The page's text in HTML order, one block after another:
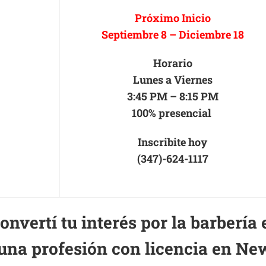
Próximo Inicio
Septiembre 8 – Diciembre 18
Horario
Lunes a Viernes
3:45 PM – 8:15 PM
100% presencial
Inscribite hoy
(347)-624-1117
tu interés por la barbería
profesión con licencia en